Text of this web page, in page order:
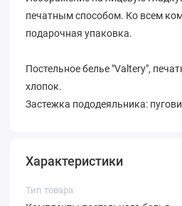
печатным способом. Ко всем
подарочная упаковка.
Постельное белье "Valtery",
хлопок.
Застежка пододеяльника:
Характеристики
Тип товара